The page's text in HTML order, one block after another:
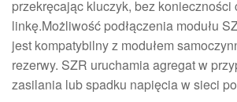
przekręcając kluczyk, bez konieczności
linkę.Możliwość podłączenia modułu
jest kompatybilny z modułem
rezerwy. SZR uruchamia agregat w
zasilania lub spadku napięcia w sieci